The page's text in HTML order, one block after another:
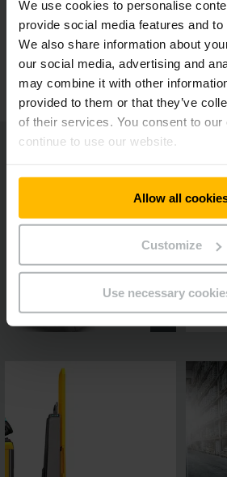
We use cookies to personalise
provide social media features and
We also share information about
our social media, advertising and
may combine it with other
provided to them or that they’ve
of their services. You consent to
continue to use our website.
Allow all
Customize
Use necessary
Volan multifuncţional jetPILOT
Alte opţiuni de dotări